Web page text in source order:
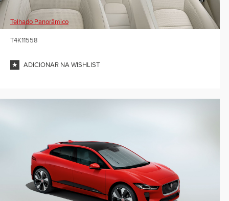
Telhado Panorâmico
T4K11558
ADICIONAR NA WISHLIST